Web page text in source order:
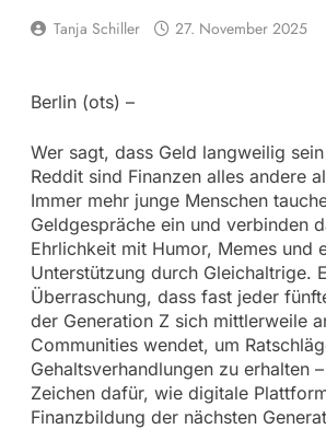
Tanja Schiller 27. November 2025
Berlin (ots) –
Wer sagt, dass Geld langweilig
Reddit sind Finanzen alles andere
Immer mehr junge Menschen
Geldgespräche ein und verbinden
Ehrlichkeit mit Humor, Memes und
Unterstützung durch Gleichaltrige.
Überraschung, dass fast jeder
der Generation Z sich mittlerweile
Communities wendet, um
Gehaltsverhandlungen zu erhalten
Zeichen dafür, wie digitale
Finanzbildung der nächsten